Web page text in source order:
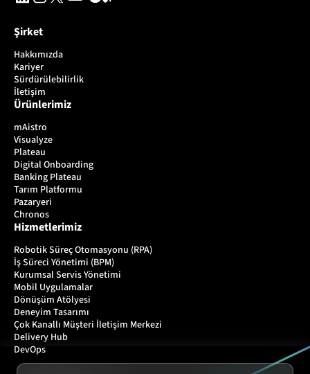
Şirket
Hakkımızda
Kariyer
Sürdürülebilirlik
İletişim
Ürünlerimiz
mAistro
Visualyze
Plateau
Digital Onboarding
Banking Plateau
Tarım Platformu
Pazaryeri
Chronos
Hizmetlerimiz
Robotik Süreç Otomasyonu (RPA)
İş Süreci Yönetimi (BPM)
Kurumsal Servis Yönetimi
Mobil Uygulamalar
Dönüşüm Atölyesi
Deneyim Tasarımı
Çok Kanallı Müşteri İletişim Merkezi
Delivery Hub
DevOps